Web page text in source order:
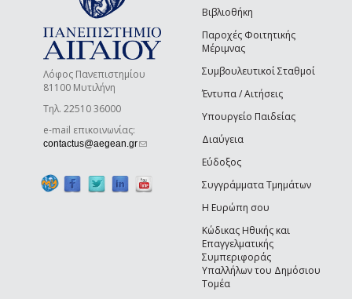
Λόφος Πανεπιστημίου
81100 Μυτιλήνη
Τηλ. 22510 36000
e-mail επικοινωνίας:
contactus@aegean.gr(link sends e-mail)
Βιβλιοθήκη
Παροχές Φοιτητικής
Μέριμνας
Συμβουλευτικοί Σταθμοί
Έντυπα / Αιτήσεις
Υπουργείο Παιδείας
Διαύγεια
Εύδοξος
Συγγράμματα Τμημάτων
Η Ευρώπη σου
Κώδικας Ηθικής και
Επαγγελματικής
Συμπεριφοράς
Υπαλλήλων του Δημόσιου
Τομέα